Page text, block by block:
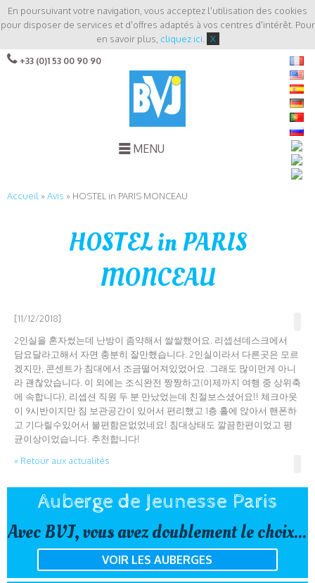
En poursuivant votre navigation, vous acceptez l'utilisation des cookies
pour disposer de services et d'offres adaptés à vos centres d'intérêt. Pour
en savoir plus, cliquez ici X
+33 (0)1 53 00 90 90
MENU
Accueil »Avis » HOSTEL in PARIS MONCEAU
HOSTEL in PARIS
MONCEAU
[11/12/2018]
2인실을 혼자썼는데 난방이 좀약해서 쌀쌀했어요. 리셉션데스크에서
담요달라고해서 자면 충분히 잘만했습니다. 2인실이라서 다른곳은 모르
겠지만, 콘센트가 침대에서 조금떨어져있었어요. 그래도 많이먼게 아니
라 괜찮았습니다. 이 외에는 조식완전 짱짱하고(이제까지 여행 중 상위축
에 속합니다), 리셉션 직원 두 분 만났었는데 친절보스셨어요!! 체크아웃
이 9시반이지만 짐 보관공간이 있어서 편리했고 1층 홀에 앉아서 핸폰하
고 기다릴수있어서 불편함은없었네요! 침대상태도 깔끔한편이었고 평
균이상이었습니다. 추천합니다!
« Retour aux actualités
Auberge de Jeunesse Paris
Avec BVJ, vous avez doublement le choix...
VOIR LES AUBERGES